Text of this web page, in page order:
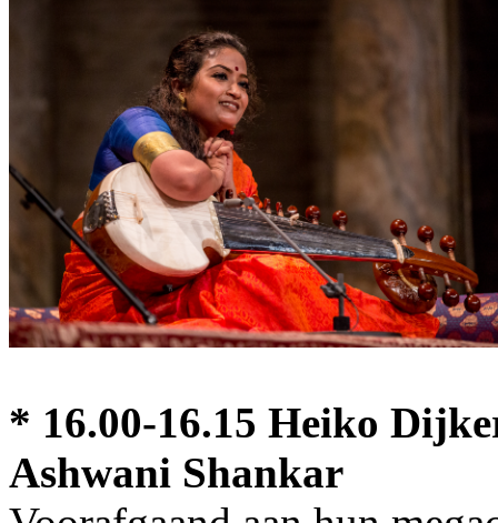
* 16.00-16.15 Heiko
Ashwani Shankar